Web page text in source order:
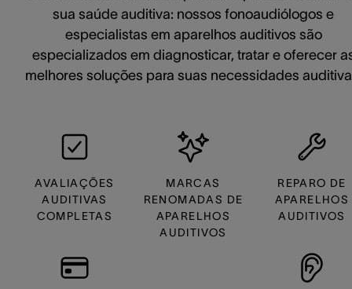
sua saúde auditiva: nossos fonoaudiólogos e
especialistas em aparelhos auditivos são
especializados em diagnosticar, tratar e oferecer
melhores soluções para suas necessidades
AVALIAÇÕES
AUDITIVAS
COMPLETAS
MARCAS
RENOMADAS DE
APARELHOS
AUDITIVOS
REPARO DE
APARELHOS
AUDITIVOS